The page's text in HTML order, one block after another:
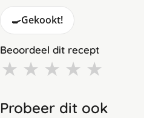
🍳Gekookt!
Beoordeel dit recept
★ ★ ★ ★ ★
Probeer dit ook